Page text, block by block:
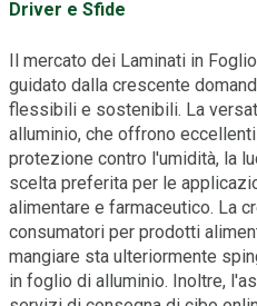
Driver e Sfide
Il mercato dei Laminati in
guidato dalla crescente
flessibili e sostenibili. La
alluminio, che offrono
protezione contro l'umidità, la
scelta preferita per le
alimentare e farmaceutico. La
consumatori per prodotti
mangiare sta ulteriormente
in foglio di alluminio. Inoltre,